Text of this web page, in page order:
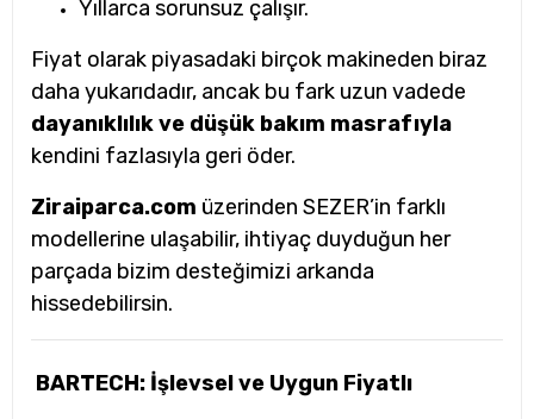
Yıllarca sorunsuz çalışır.
Fiyat olarak piyasadaki birçok makineden biraz
daha yukarıdadır, ancak bu fark uzun vadede
dayanıklılık ve düşük bakım masrafıyla
kendini fazlasıyla geri öder.
Ziraiparca.com üzerinden SEZER’in farklı
modellerine ulaşabilir, ihtiyaç duyduğun her
parçada bizim desteğimizi arkanda
hissedebilirsin.
BARTECH: İşlevsel ve Uygun Fiyatlı